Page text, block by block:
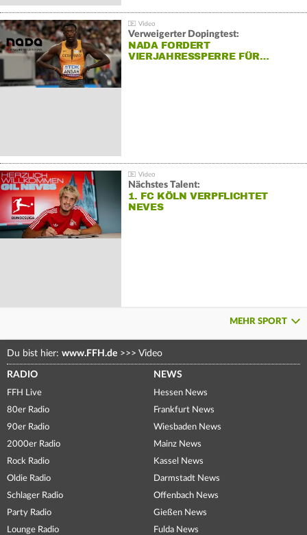
Verweigerter Dopingtest:
NADA FORDERT
VIERJAHRESSPERRE FÜR…
Nächstes Talent:
1. FC KÖLN VERPFLICHTET
NEVES
MEHR SPORT
Du bist hier: www.FFH.de >>> Video
RADIO
FFH Live
80er Radio
90er Radio
2000er Radio
Rock Radio
Oldie Radio
Schlager Radio
Party Radio
Lounge Radio
NEWS
Hessen News
Frankfurt News
Wiesbaden News
Mainz News
Kassel News
Darmstadt News
Offenbach News
Gießen News
Fulda News